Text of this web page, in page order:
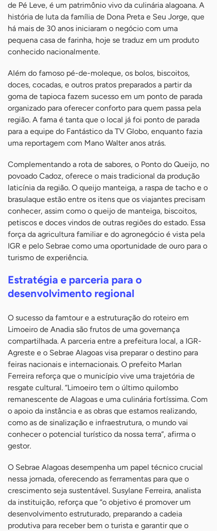
de Pé Leve, é um patrimônio vivo da culinária alagoana. A
história de luta da família de Dona Preta e Seu Jorge, que
há mais de 30 anos iniciaram o negócio com uma
pequena casa de farinha, hoje se traduz em um produto
conhecido nacionalmente.
Além do famoso pé-de-moleque, os bolos, biscoitos,
doces, cocadas, e outros pratos preparados a partir da
goma de tapioca fazem sucesso em um ponto de parada
organizado para oferecer conforto para quem passa pela
região. A fama é tanta que o local já foi ponto de parada
para a equipe do Fantástico da TV Globo, enquanto fazia
uma reportagem com Mano Walter anos atrás.
Complementando a rota de sabores, o Ponto do Queijo, no
povoado Cadoz, oferece o mais tradicional da produção
laticínia da região. O queijo manteiga, a raspa de tacho e o
brasulaque estão entre os itens que os viajantes precisam
conhecer, assim como o queijo de manteiga, biscoitos,
petiscos e doces vindos de outras regiões do estado. Essa
força da agricultura familiar e do agronegócio é vista pela
IGR e pelo Sebrae como uma oportunidade de ouro para o
turismo de experiência.
Estratégia e parceria para o
desenvolvimento regional
O sucesso da famtour e a estruturação do roteiro em
Limoeiro de Anadia são frutos de uma governança
compartilhada. A parceria entre a prefeitura local, a IGR-
Agreste e o Sebrae Alagoas visa preparar o destino para
feiras nacionais e internacionais. O prefeito Marlan
Ferreira reforça que o município vive uma trajetória de
resgate cultural. “Limoeiro tem o último quilombo
remanescente de Alagoas e uma culinária fortíssima. Com
o apoio da instância e as obras que estamos realizando,
como as de sinalização e infraestrutura, o mundo vai
conhecer o potencial turístico da nossa terra”, afirma o
gestor.
O Sebrae Alagoas desempenha um papel técnico crucial
nessa jornada, oferecendo as ferramentas para que o
crescimento seja sustentável. Susylane Ferreira, analista
da instituição, reforça que “o objetivo é promover um
desenvolvimento estruturado, preparando a cadeia
produtiva para receber bem o turista e garantir que o